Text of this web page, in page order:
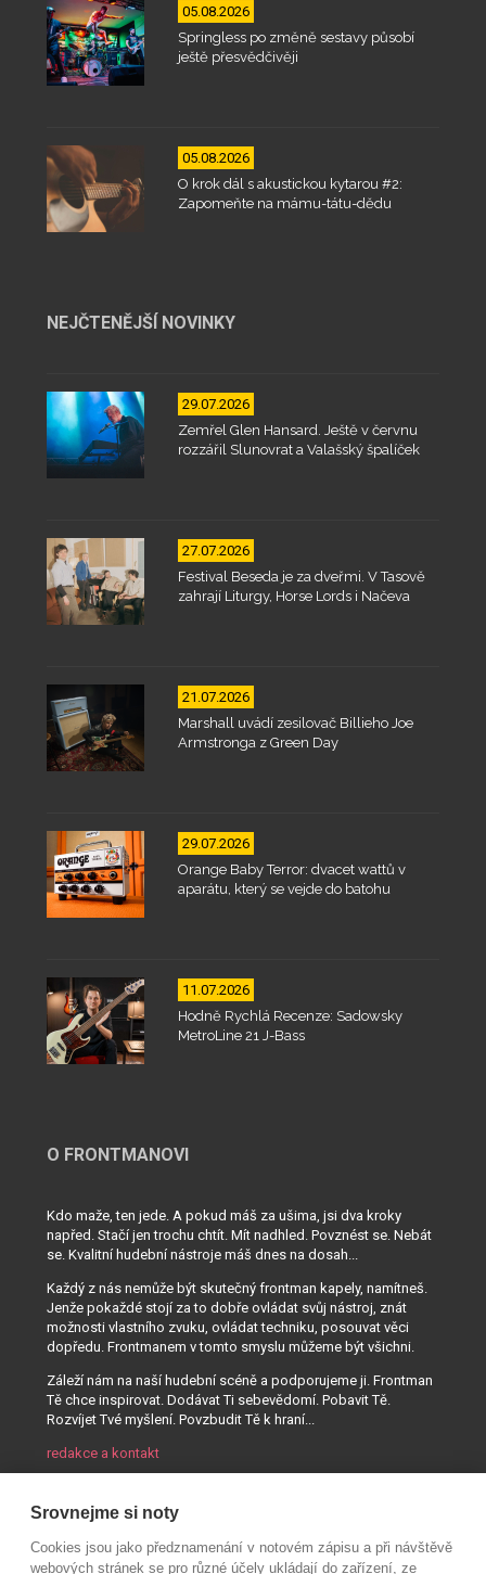
05.08.2026
Springless po změně sestavy působí
ještě přesvědčivěji
05.08.2026
O krok dál s akustickou kytarou #2:
Zapomeňte na mámu-tátu-dědu
NEJČTENĚJŠÍ NOVINKY
29.07.2026
Zemřel Glen Hansard. Ještě v červnu
rozzářil Slunovrat a Valašský špalíček
27.07.2026
Festival Beseda je za dveřmi. V Tasově
zahrají Liturgy, Horse Lords i Načeva
21.07.2026
Marshall uvádí zesilovač Billieho Joe
Armstronga z Green Day
29.07.2026
Orange Baby Terror: dvacet wattů v
aparátu, který se vejde do batohu
11.07.2026
Hodně Rychlá Recenze: Sadowsky
MetroLine 21 J-Bass
O FRONTMANOVI
Kdo maže, ten jede. A pokud máš za ušima, jsi dva kroky
napřed. Stačí jen trochu chtít. Mít nadhled. Povznést se. Nebát
se. Kvalitní hudební nástroje máš dnes na dosah...
Každý z nás nemůže být skutečný frontman kapely, namítneš.
Jenže pokaždé stojí za to dobře ovládat svůj nástroj, znát
možnosti vlastního zvuku, ovládat techniku, posouvat věci
dopředu. Frontmanem v tomto smyslu můžeme být všichni.
Záleží nám na naší hudební scéně a podporujeme ji. Frontman
Tě chce inspirovat. Dodávat Ti sebevědomí. Pobavit Tě.
Rozvíjet Tvé myšlení. Povzbudit Tě k hraní...
redakce a kontakt
Srovnejme si noty
Cookies jsou jako předznamenání v notovém zápisu a při návštěvě
webových stránek se pro různé účely ukládají do zařízení, ze